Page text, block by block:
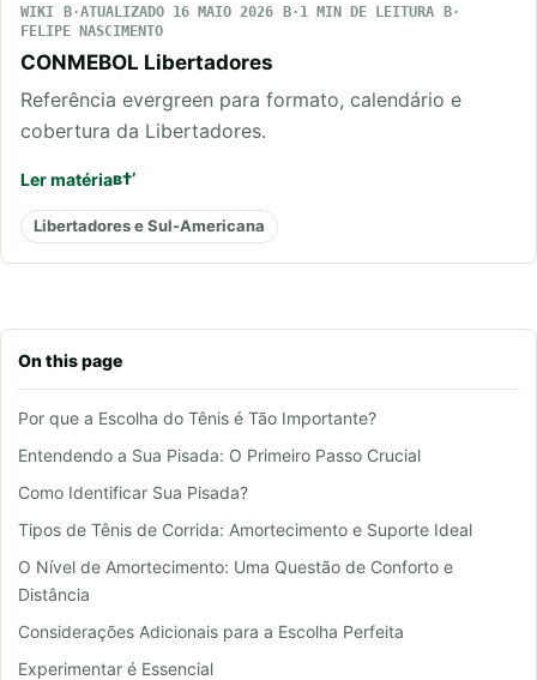
On this page
Por que a Escolha do Tênis é Tão Importante?
Entendendo a Sua Pisada: O Primeiro Passo Crucial
Como Identificar Sua Pisada?
Tipos de Tênis de Corrida: Amortecimento e Suporte Ideal
O Nível de Amortecimento: Uma Questão de Conforto e
Distância
Considerações Adicionais para a Escolha Perfeita
Experimentar é Essencial
WIKI ATUALIZADO 16 MAIO 2026
1 MIN DE LEITURA
FELIPE NASCIMENTO
CONMEBOL Libertadores
Referência evergreen para formato, calendário e
cobertura da Libertadores.
Ler matéria
Libertadores e Sul-Americana